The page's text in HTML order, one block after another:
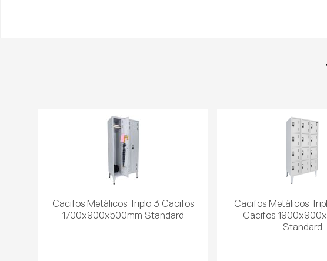
Cacifos Metálicos Triplo 3 Cacifos
1700x900x500mm Standard
Cacifos Metálicos
Cacifos
Standard